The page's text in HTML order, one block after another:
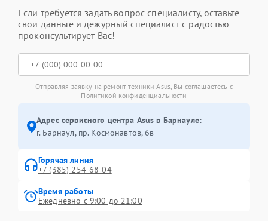
Если требуется задать вопрос специалисту, оставьте
свои данные и дежурный специалист с радостью
проконсультирует Вас!
Отправляя заявку на ремонт техники Asus, Вы соглашаетесь с
Политикой конфиденциальности
Адрес сервисного центра Asus в Барнауле:
г. Барнаул, ​пр. Космонавтов, 6в
Горячая линия
+7 (385) 254-68-04
Время работы
Ежедневно с 9:00 до 21:00